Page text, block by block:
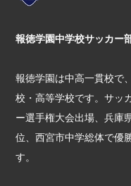
報徳学園中学校サッカー
報徳学園は中高一貫校で
校・高等学校です。サッ
ー選手権大会出場、兵庫
位、西宮市中学総体で優
す。